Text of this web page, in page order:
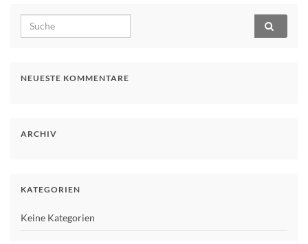
Search for:
NEUESTE KOMMENTARE
ARCHIV
KATEGORIEN
Keine Kategorien